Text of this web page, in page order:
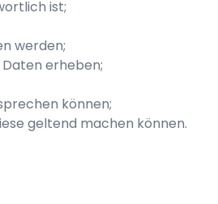
ist;
werden;
erheben;
können;
geltend machen können.